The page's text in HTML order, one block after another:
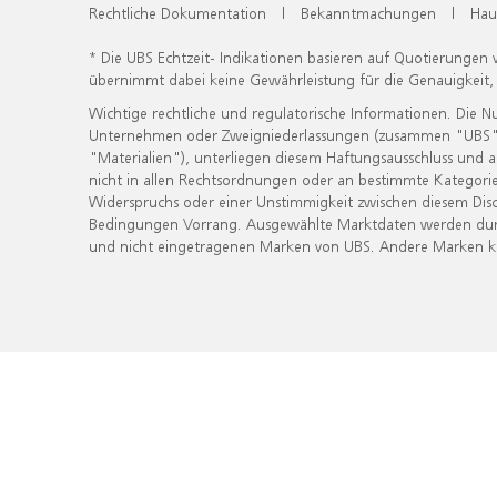
Rechtliche Dokumentation | Bekanntmachungen |
* Die UBS Echtzeit- Indikationen basieren auf
übernimmt dabei keine Gewährleistung für die
Wichtige rechtliche und regulatorische Informationen. Die
Unternehmen oder Zweigniederlassungen (zusammen
"Materialien"), unterliegen diesem Haftungsausschluss
nicht in allen Rechtsordnungen oder an bestimmte
Widerspruchs oder einer Unstimmigkeit zwischen diesem
Bedingungen Vorrang. Ausgewählte Marktdaten werden
und nicht eingetragenen Marken von UBS. Andere Marken